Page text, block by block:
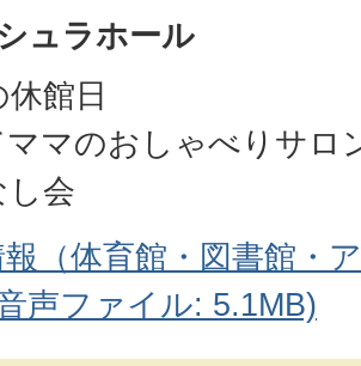
ュラホール
館日
ママのおしゃべりサロ
し会
（体育館・図書館・
声ファイル: 5.1MB)